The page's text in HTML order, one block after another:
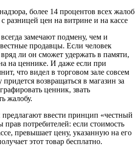
более 14 процентов всех жалоб
разницей цен на витрине и на кассе
замечают подмену, чем и
продавцы. Если человек
ли он сможет удержать в памяти,
на ценнике. И даже если при
что видел в торговом зале совсем
возвращаться в магазин за
ценник, звать
жалобу.
предлагают ввести принцип «честный
потребителей: если стоимость
превышает цену, указанную на его
этот товар бесплатно.